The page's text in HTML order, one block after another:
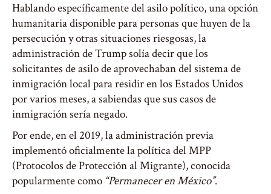
Hablando específicamente del asilo político, una opción
humanitaria disponible para personas que huyen de la
persecución y otras situaciones riesgosas, la
administración de Trump solía decir que los
solicitantes de asilo de aprovechaban del sistema de
inmigración local para residir en los Estados Unidos
por varios meses, a sabiendas que sus casos de
inmigración sería negado.
Por ende, en el 2019, la administración previa
implementó oficialmente la política del MPP
(Protocolos de Protección al Migrante), conocida
popularmente como “Permanecer en México”.